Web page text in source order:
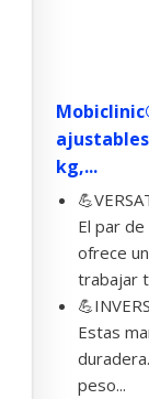
kg,...
El par
ofrece
trabajar
Estas
peso...